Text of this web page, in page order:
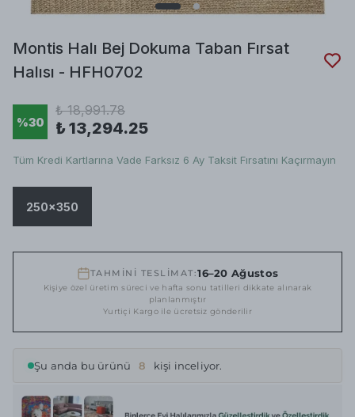
Montis Halı Bej Dokuma Taban Fırsat
Halısı - HFH0702
%30
₺ 18,991.78
₺ 13,294.25
Tüm Kredi Kartlarına Vade Farksız 6 Ay Taksit Fırsatını Kaçırmayın
250x350
TAHMİNİ TESLİMAT:16–20 Ağustos
Kişiye özel üretim süreci ve hafta sonu tatilleri dikkate alınarak
planlanmıştır
Yurtiçi Kargo ile ücretsiz gönderilir
Şu anda bu ürünü 8 kişi inceliyor.